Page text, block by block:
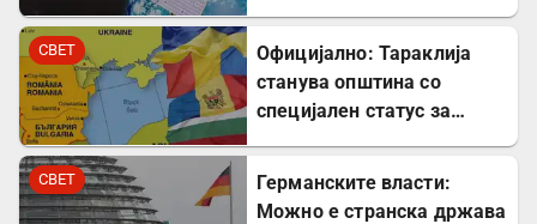
центри во Европа
СВЕТ
Официјално: Тараклија
станува општина со
специјален статус за
СВЕТ
Германските власти:
Можно е странска држава